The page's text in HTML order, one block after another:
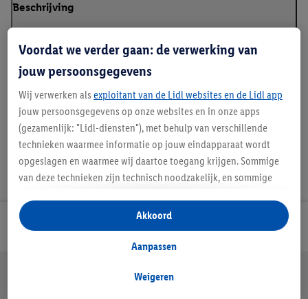
Beschrijving
Details over productveiligheid
Veilig winkelen
Voordat we verder gaan: de verwerking van
jouw persoonsgegevens
Wij verwerken als exploitant van de Lidl websites en de Lidl app
jouw persoonsgegevens op onze websites en in onze apps
(gezamenlijk: "Lidl-diensten"), met behulp van verschillende
technieken waarmee informatie op jouw eindapparaat wordt
opgeslagen en waarmee wij daartoe toegang krijgen. Sommige
van deze technieken zijn technisch noodzakelijk, en sommige
opslaan van voorkeursinstellingen, het verzamelen en
analyseren van statistieken of voor het tonen van
gepersonaliseerde reclame binnen en buiten de Lidl-diensten.
gegevens over jouw aankoopgedrag in de winkel ook voor de
Weigeren
Aanpassen
Akkoord